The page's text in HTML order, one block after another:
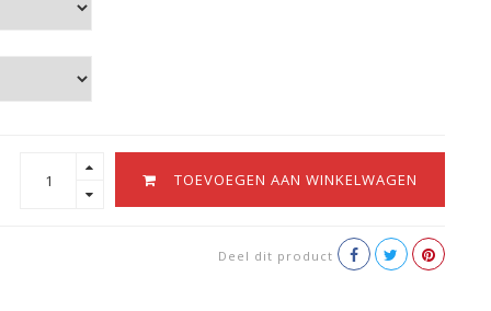
TOEVOEGEN AAN WINKELWAGEN
Deel dit product